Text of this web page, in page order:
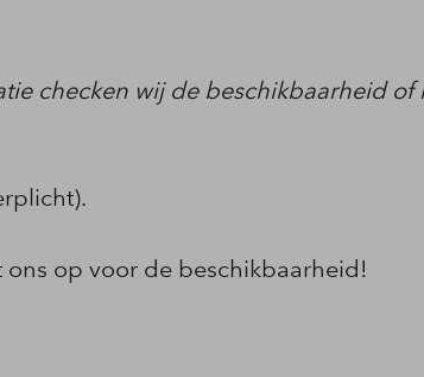
checken wij de beschikbaarheid of
op voor de beschikbaarheid!